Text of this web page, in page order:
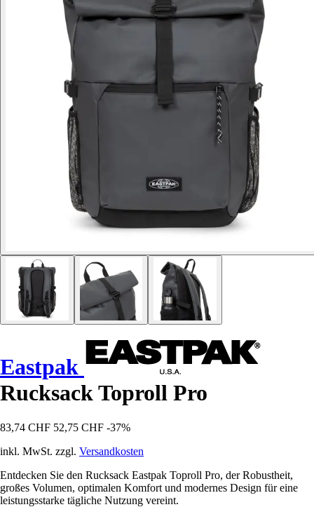
Eastpak
Rucksack Toproll Pro
83,74 CHF 52,75 CHF -37%
inkl. MwSt. zzgl. Versandkosten
Entdecken Sie den Rucksack Eastpak Toproll Pro, der Robustheit,
großes Volumen, optimalen Komfort und modernes Design für eine
leistungsstarke tägliche Nutzung vereint.